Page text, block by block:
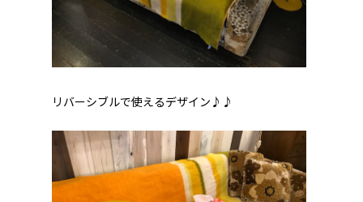
リバーシブルで使えるデザイン♪♪